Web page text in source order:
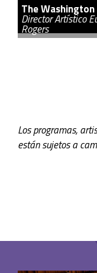
The
Director Artístico
Rogers
Los programas,
están sujetos a